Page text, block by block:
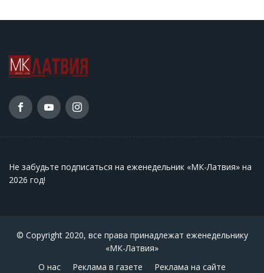
Не забудьте подписаться на еженедельник «МК-Латвия» на
2026 год!
© Copyright 2020, все права принадлежат еженедельнику
«МК-Латвия»
О нас
Реклама в газете
Реклама на сайте